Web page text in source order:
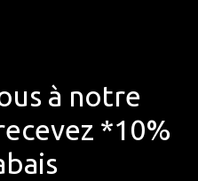
à notre
*10%